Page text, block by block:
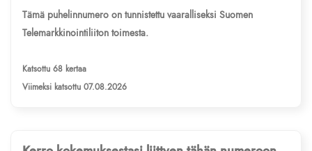
Tämä puhelinnumero on tunnistettu vaaralliseksi Suomen
Telemarkkinointiliiton toimesta.
Katsottu 68 kertaa
Viimeksi katsottu 07.08.2026